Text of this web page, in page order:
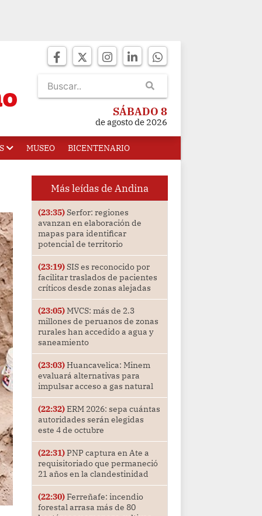
SÁBADO 8
de agosto de 2026
MUSEO BICENTENARIO
Más leídas de Andina
(23:35)Serfor: regiones
avanzan en elaboración de
mapas para identificar
potencial de territorio
(23:19)SIS es reconocido por
facilitar traslados de pacientes
críticos desde zonas alejadas
(23:05)MVCS: más de 2.3
millones de peruanos de zonas
rurales han accedido a agua y
saneamiento
(23:03)Huancavelica: Minem
evaluará alternativas para
impulsar acceso a gas natural
(22:32)ERM 2026: sepa cuántas
autoridades serán elegidas
este 4 de octubre
(22:31)PNP captura en Ate a
requisitoriado que permaneció
21 años en la clandestinidad
(22:30)Ferreñafe: incendio
forestal arrasa más de 80